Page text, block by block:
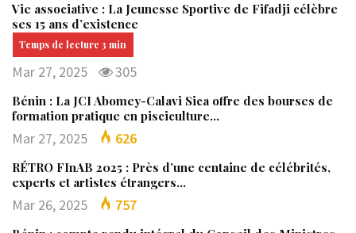
Vie associative : La Jeunesse Sportive de Fifadji célèbre
ses 15 ans d’existence
Mar 27, 2025 305
Bénin : La JCI Abomey-Calavi Sica offre des bourses de
formation pratique en pisciculture…
Mar 27, 2025 626
RÉTRO FInAB 2025 : Près d’une centaine de célébrités,
experts et artistes étrangers…
Mar 26, 2025 757